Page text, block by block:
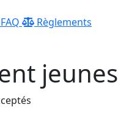
FAQ Règlements
jeunes